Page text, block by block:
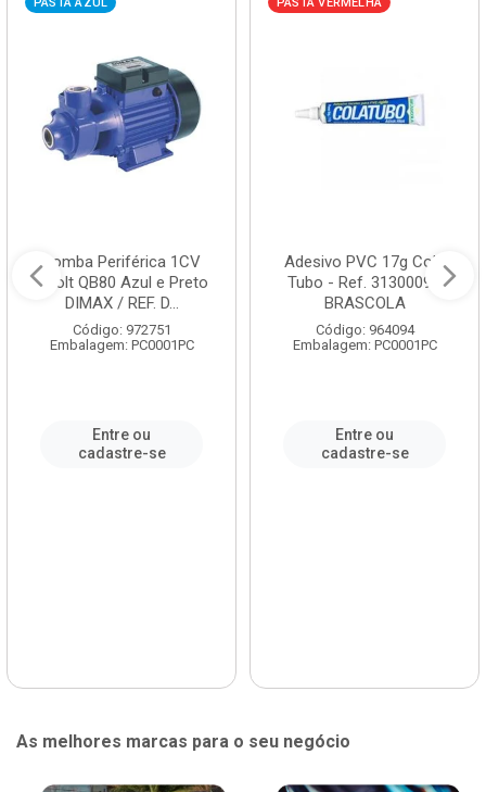
PASTA AZUL
Bomba Periférica 1CV
Bivolt QB80 Azul e Preto
DIMAX / REF. D...
Código: 972751
Embalagem: PC0001PC
Entre ou
cadastre-se
PASTA VERMELHA
Adesivo PVC 17g Cola
Tubo - Ref. 3130009 -
BRASCOLA
Código: 964094
Embalagem: PC0001PC
Entre ou
cadastre-se
As melhores marcas para o seu negócio